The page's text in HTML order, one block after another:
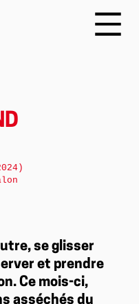
se glisser
et prendre
Ce mois-ci,
asséchés du